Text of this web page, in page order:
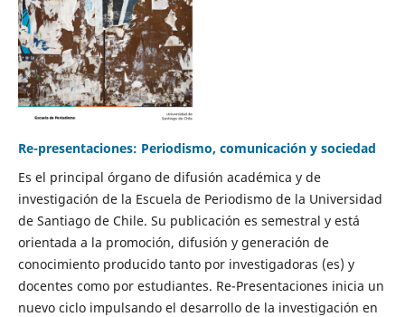
Re-presentaciones: Periodismo, comunicación y sociedad
Es el principal órgano de difusión académica y de
investigación de la Escuela de Periodismo de la Universidad
de Santiago de Chile. Su publicación es semestral y está
orientada a la promoción, difusión y generación de
conocimiento producido tanto por investigadoras (es) y
docentes como por estudiantes. Re-Presentaciones inicia un
nuevo ciclo impulsando el desarrollo de la investigación en